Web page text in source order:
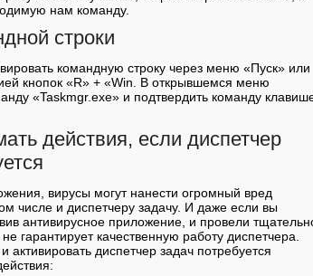
нам команду.
строки
командную строку через меню «Пуск» или
кнопок «R» + «Win. В открывшемся меню
«Taskmgr.exe» и подтвердить команду
действия, если диспетчер
вирусы могут нанести огромный вред
числе и диспетчеру задачу. И даже если вы
антивирусное приложение, и провели
гарантирует качественную работу диспетчера.
активировать диспетчер задач потребуется